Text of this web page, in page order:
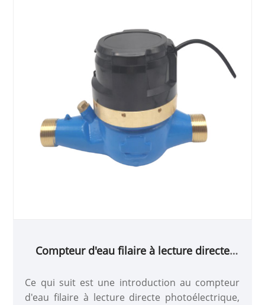
Compteur d'eau filaire à lecture directe
Ce qui suit est une introduction au compteur
d'eau filaire à lecture directe photoélectrique,